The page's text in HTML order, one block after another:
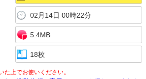
02月14日 00時22分
5.4MB
18枚
上でお使いください。